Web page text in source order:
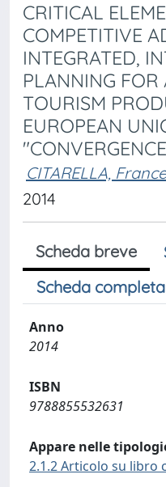
CRITICAL
COMPETITIVE
INTEGRATED,
PLANNING FOR
TOURISM
EUROPEAN
CITARELLA,
2014
Scheda breve
Scheda
Anno
2014
ISBN
9788855532631
Appare nelle
2.1.2 Articolo su libro